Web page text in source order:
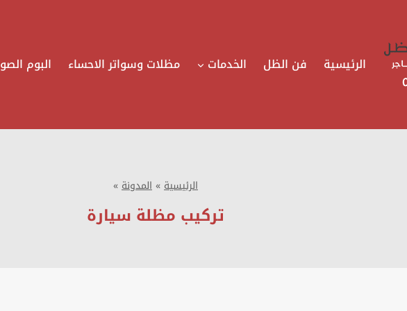
الرئيسية فن الظل الخدمات مظلات وسواتر الاحساء البوم
الرئيسية»المدونة»
تركيب مظلة سيارة